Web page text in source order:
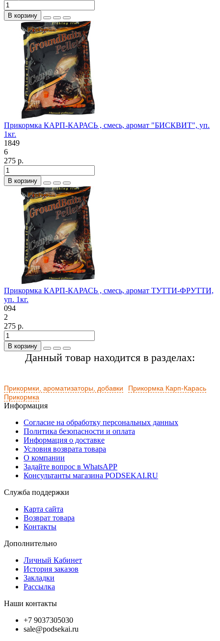
В корзину
Прикормка КАРП-КАРАСЬ , смесь, аромат "БИСКВИТ", уп.
1кг.
1849
6
275 р.
В корзину
Прикормка КАРП-КАРАСЬ , смесь, аромат ТУТТИ-ФРУТТИ,
уп. 1кг.
094
2
275 р.
В корзину
Данный товар находится в разделах:
Прикормки, ароматизаторы, добавки
Прикормка Карп-Карась
Прикормка
Информация
Согласие на обработку персональных данных
Политика безопасности и оплата
Информация о доставке
Условия возврата товара
О компании
Задайте вопрос в WhatsAPP
Консультанты магазина PODSEKAI.RU
Служба поддержки
Карта сайта
Возврат товара
Контакты
Дополнительно
Личный Кабинет
История заказов
Закладки
Рассылка
Наши контакты
+7 9037305030
sale@podsekai.ru